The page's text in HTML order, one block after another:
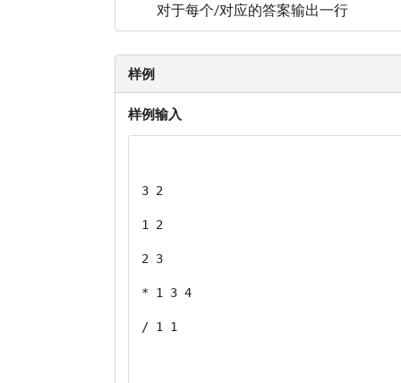
对于每个/对应的答案输出一行
样例
样例输入
3 2
1 2
2 3
* 1 3 4
/ 1 1